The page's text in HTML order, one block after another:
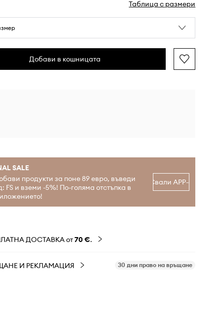
Таблица с размери
Добави в кошницата
SALE
продукти за поне 89 евро, въведи
FS и вземи -5%! По-голяма отстъпка в
Свали APP-а
ДОСТАВКА от70 €.
И РЕКЛАМАЦИЯ 30 дни право на връщане